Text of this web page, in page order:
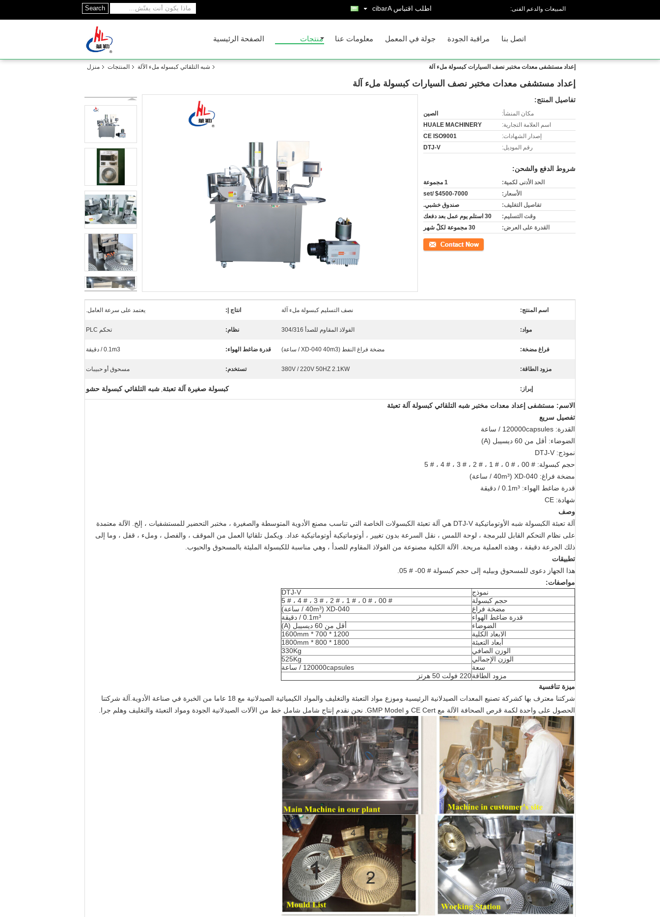
Search المبيعات والدعم الفنى: اطلب اقتباس Arabic
الصفحة الرئيسية منتجات معلومات عنا جولة في المعمل مراقبة الجودة اتصل بنا
منزل المنتجات شبه التلقائي كبسوله ملء الآلة إعداد مستشفى معدات مختبر نصف السيارات كبسولة ملء آلة
إعداد مستشفى معدات مختبر نصف السيارات كبسولة ملء آلة
تفاصيل المنتج:
مكان المنشأ:
الصين
اسم العلامة التجارية:
HUALE MACHINERY
إصدار الشهادات:
CE ISO9001
رقم الموديل:
DTJ-V
شروط الدفع والشحن:
الحد الأدنى لكمية:
1 مجموعة
الأسعار:
$4500-7000 /set
تفاصيل التغليف:
صندوق خشبي.
وقت التسليم:
30 استلم يوم عمل بعد دفعك
القدرة على العرض:
30 مجموعة لكلّ شهر
اتصل
اسم المنتج: نصف التسليم كبسولة ملء آلة انتاج |: يعتمد على سرعة العامل.
مواد: الفولاذ المقاوم للصدأ 304/316 نظام: تحكم PLC
فراغ مضخة: مضخة فراغ النفط (XD-040 40m3 / ساعة) قدرة ضاغط الهواء: 0.1m3 / دقيقة
مزود الطاقة: 380V / 220V 50HZ 2.1KW تستخدم: مسحوق أو حبيبات
إبراز: كبسولة صغيرة آلة تعبئة, شبه التلقائي كبسولة حشو
الاسم: مستشفى إعداد معدات مختبر شبه التلقائي كبسولة آلة تعبئة
تفصيل سريع
القدرة: 120000capsules / ساعة
الضوضاء: أقل من 60 ديسيبل (A)
نموذج: DTJ-V
حجم كبسولة: # 00 ، # 0 ، # 1 ، # 2 ، # 3 ، # 4 ، # 5
مضخة فراغ: XD-040 (40m³ / ساعة)
قدرة ضاغط الهواء: 0.1m³ / دقيقة
شهادة: CE
وصف
آلة تعبئة الكبسولة شبه الأوتوماتيكية DTJ-V هي آلة تعبئة الكبسولات الخاصة التي تناسب مصنع الأدوية المتوسطة والصغيرة ، مختبر التحضير للمستشفيات ، إلخ. الآلة معتمدة
على نظام التحكم القابل للبرمجة ، لوحة اللمس ، نقل السرعة بدون تغيير ، أوتوماتيكية أوتوماتيكية عداد.
ويكمل تلقائيا العمل من الموقف ، والفصل ، وملء ، قفل ، وما إلى
ذلك الجرعة دقيقة ، وهذه العملية مريحة.
الآلة الكلية مصنوعة من الفولاذ المقاوم للصدأ ، وهي مناسبة للكبسولة المليئة بالمسحوق والحبوب.
تطبيقات
هذا الجهاز دعوى للمسحوق وبيليه إلى حجم كبسولة # 00- # 05.
مواصفات:
نموذج
DTJ-V
حجم كبسولة
# 00 ، # 0 ، # 1 ، # 2 ، # 3 ، # 4 ، # 5
مضخة فراغ
XD-040 (40m³ / ساعة)
قدرة ضاغط الهواء
0.1m³ / دقيقة
الضوضاء
أقل من 60 ديسيبل (A)
الابعاد الكلية
1200 * 700 * 1600mm
أبعاد التعبئة
1800 * 800 * 1800mm
الوزن الصافي
330Kg
الوزن الإجمالي
525Kg
سعة
120000capsules / ساعة
مزود الطاقة220 فولت 50 هرتز
ميزة تنافسية
شركتنا معترف بها كشركة تصنيع المعدات الصيدلانية الرئيسية وموزع مواد التعبئة والتغليف والمواد الكيميائية الصيدلانية مع 18 عاما من الخبرة في صناعة الأدوية.آلة شركتنا
الحصول على واحدة لكمة قرص الصحافة الآلة مع CE Cert و GMP Model. نحن نقدم إنتاج شامل شامل خط من الآلات الصيدلانية الجودة ومواد التعبئة والتغليف وهلم جرا.